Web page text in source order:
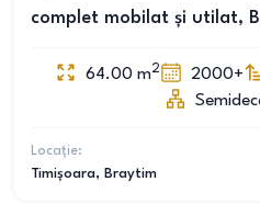
complet mobilat și utilat,
64.00 m2 2000+
Locație:
Timișoara, Braytim